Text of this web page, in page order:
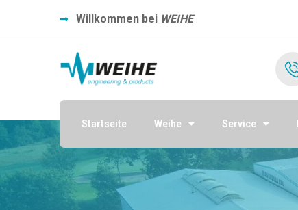
Willkommen bei WEIHE
Startseite Weihe Service